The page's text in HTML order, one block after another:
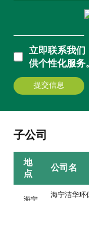
立即联系我们
供个性化服务。
子公司
地
点
公司名
海宁
海宁洁华环